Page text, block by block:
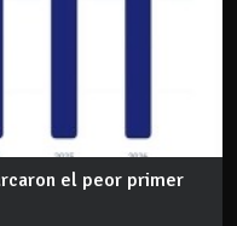
el peor primer